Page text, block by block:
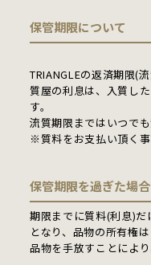
保管期限について
TRIANGLEの返済期限(
質屋の利息は、入質し
す。
流質期限まではいつでも
※質料をお支払い頂く事
保管期限を過ぎた場合
期限までに質料(利息)
となり、品物の所有権
品物を手放すことによ